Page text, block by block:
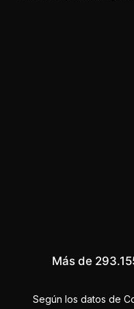
Más de
Según los datos de